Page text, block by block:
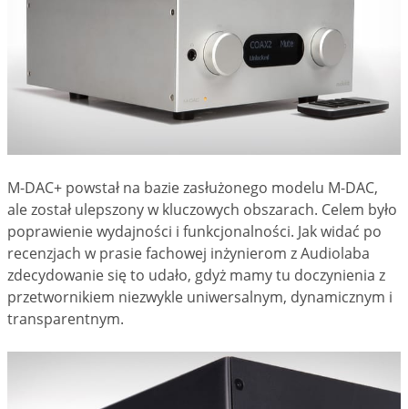
M-DAC+ powstał na bazie zasłużonego modelu M-DAC,
ale został ulepszony w kluczowych obszarach. Celem było
poprawienie wydajności i funkcjonalności. Jak widać po
recenzjach w prasie fachowej inżynierom z Audiolaba
zdecydowanie się to udało, gdyż mamy tu doczynienia z
przetwornikiem niezwykle uniwersalnym, dynamicznym i
transparentnym.